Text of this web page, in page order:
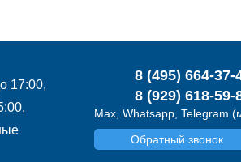
17:00,
8 (495) 664-37-
8 (929) 618-59-
Max, Whatsapp, Telegram
Обратный звонок